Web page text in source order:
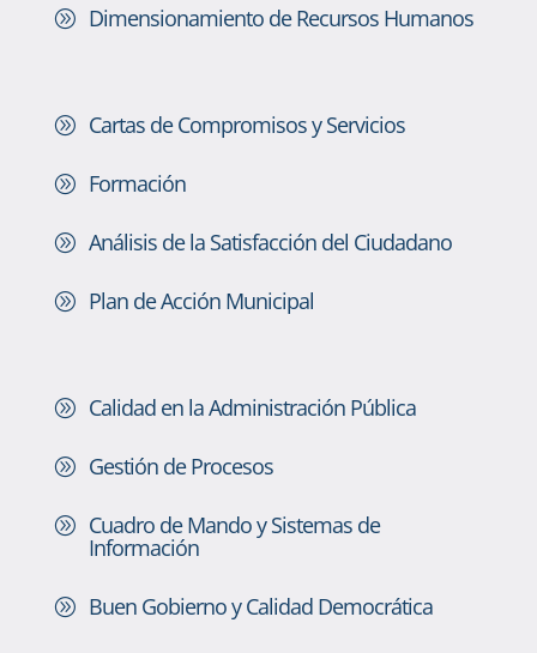
A Dimensionamiento de Recursos Humanos
A Cartas de Compromisos y Servicios
A Formación
A Análisis de la Satisfacción del Ciudadano
A Plan de Acción Municipal
A Calidad en la Administración Pública
A Gestión de Procesos
A Cuadro de Mando y Sistemas de
Información
A Buen Gobierno y Calidad Democrática